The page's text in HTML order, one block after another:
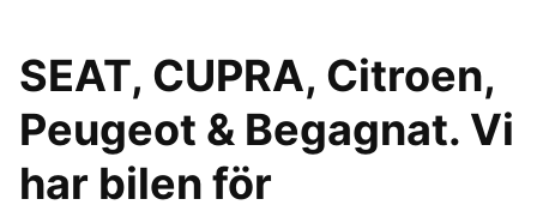
SEAT, CUPRA, Citroen,
Peugeot & Begagnat. Vi
har bilen för